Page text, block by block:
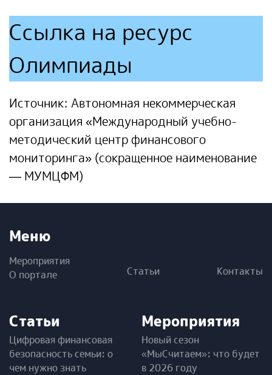
Ссылка на ресурс
Олимпиады
Источник: Автономная некоммерческая
организация «Международный учебно-
методический центр финансового
мониторинга» (сокращенное наименование
— МУМЦФМ)
Меню
Мероприятия
О портале
Статьи Контакты
Статьи
Цифровая финансовая
безопасность семьи: о
чем нужно знать
Мероприятия
Новый сезон
«МыСчитаем»: что будет
в 2026 году